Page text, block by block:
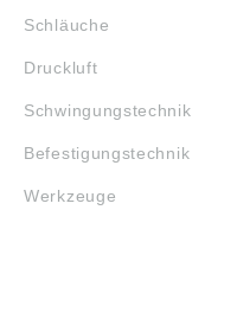
Schläuche
Druckluft
Schwingungstechnik
Befestigungstechnik
Werkzeuge